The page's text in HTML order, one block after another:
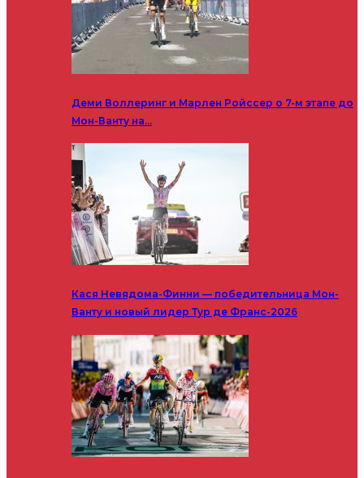
Деми Воллеринг и Марлен Ройссер о 7-м этапе до
Мон-Ванту на…
Кася Невядома-Финни — победительница Мон-
Ванту и новый лидер Тур де Франс-2026